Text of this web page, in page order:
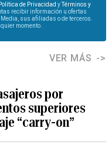
Política de Privacidad yTérminos y
recibir información u ofertas
sus afiliadas o de terceros.
momento.
VER MÁS
por
superiores
“carry-on”